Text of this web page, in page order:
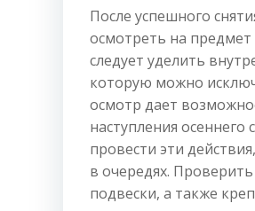
После успешного
осмотреть на
следует уделить
которую можно
осмотр дает
наступления
провести эти
в очередях.
подвески, а также